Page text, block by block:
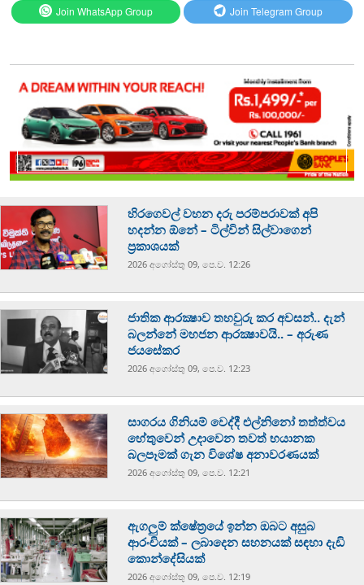
Join WhatsApp Group Join Telegram Group
හිරගෙවල් වහන දරු පරම්පරාවක් අපි
හදන්න ඕනේ – ටිල්වින් සිල්වාගෙන්
ප්‍රකාශයක්
2026 අගෝස්‍තු 09, පෙ.ව. 12:26
ජාතික ආරක්‍ෂාව තහවුරු කර අවසන්.. දැන්
බලන්නේ මහජන ආරක්‍ෂාවයි.. – අරුණ
ජයසේකර
2026 අගෝස්‍තු 09, පෙ.ව. 12:23
සාගරය ගිනියම් වෙද්දී එල්නිනෝ තත්ත්වය
හේතුවෙන් උදාවෙන තවත් භයානක
බලපෑමක් ගැන විශේෂ අනාවරණයක්
2026 අගෝස්‍තු 09, පෙ.ව. 12:21
ඇගලුම් ක්ෂේත්‍රයේ ඉන්න ඔබට අසුබ
ආරංචියක් – ලබාදෙන සහනයක් සඳහා දැඩි
කොන්දේසියක්
2026 අගෝස්‍තු 09, පෙ.ව. 12:19